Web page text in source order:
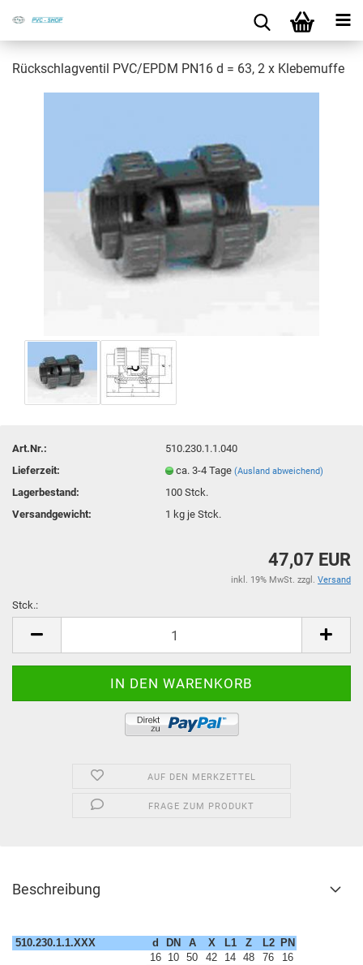
Rück­schlag­ven­til PVC/EPDM PN16 d = 63, 2 x Kle­be­muf­fe
Art.Nr.:
510.230.1.1.040
Lieferzeit:
ca. 3-4 Tage(Ausland abweichend)
Lagerbestand: 100Stck.
Versandgewicht:
1 kg je Stck.
47,07 EUR
inkl. 19% MwSt. zzgl. Versand
Stck.:
AUF DEN MERKZETTEL
FRAGE ZUM PRODUKT
Beschreibung
510.230.1.1.XXX d DN A X L1 Z L2
PN
16
10 50 42 14 48 76
16